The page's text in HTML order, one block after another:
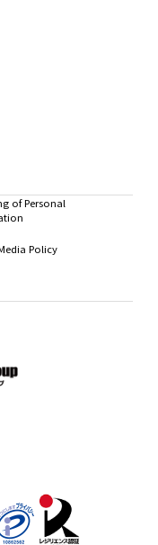
of Personal
Policy